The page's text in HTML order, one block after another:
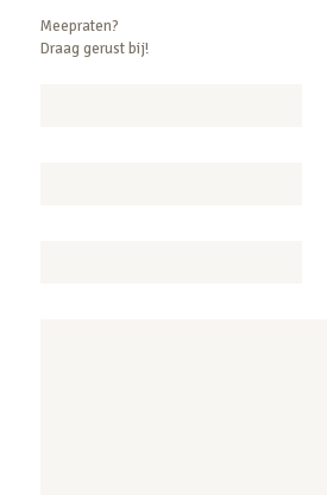
Meepraten?
Draag gerust bij!